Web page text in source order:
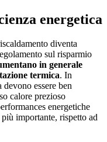
energetica
diventa
sul risparmio
in generale
termica. In
essere ben
calore prezioso
energetiche
importante, rispetto ad